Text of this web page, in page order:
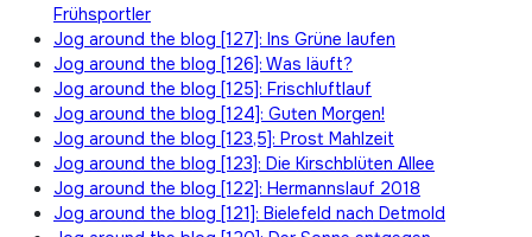
Frühsportler
Jog around the blog [127]: Ins Grüne laufen
Jog around the blog [126]: Was läuft?
Jog around the blog [125]: Frischluftlauf
Jog around the blog [124]: Guten Morgen!
Jog around the blog [123,5]: Prost Mahlzeit
Jog around the blog [123]: Die Kirschblüten Allee
Jog around the blog [122]: Hermannslauf 2018
Jog around the blog [121]: Bielefeld nach Detmold